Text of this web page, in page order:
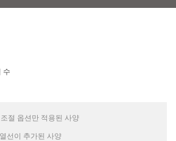
수
절 옵션만 적용된 사양
선이 추가된 사양